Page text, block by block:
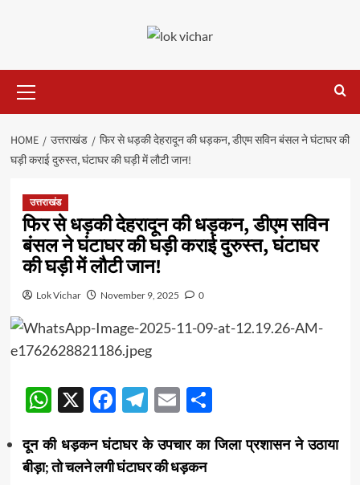
Menu
HOME उत्तराखंड
फिर से धड़की देहरादून की धड़कन, डीएम सविन बंसल ने घंटाघर की
घड़ी कराई दुरुस्त, घंटाघर की घड़ी में लौटी जान!
उत्तराखंड
फिर से धड़की देहरादून की धड़कन, डीएम सविन
बंसल ने घंटाघर की घड़ी कराई दुरुस्त, घंटाघर
की घड़ी में लौटी जान!
Lok Vichar November 9, 2025 0
WhatsApp
X Facebook
Telegram
EmailShare
दून की धड़कन घंटाघर के उपचार का जिला प्रशासन ने उठाया
बीड़ा; तो चलने लगी घंटाघर की धड़कन